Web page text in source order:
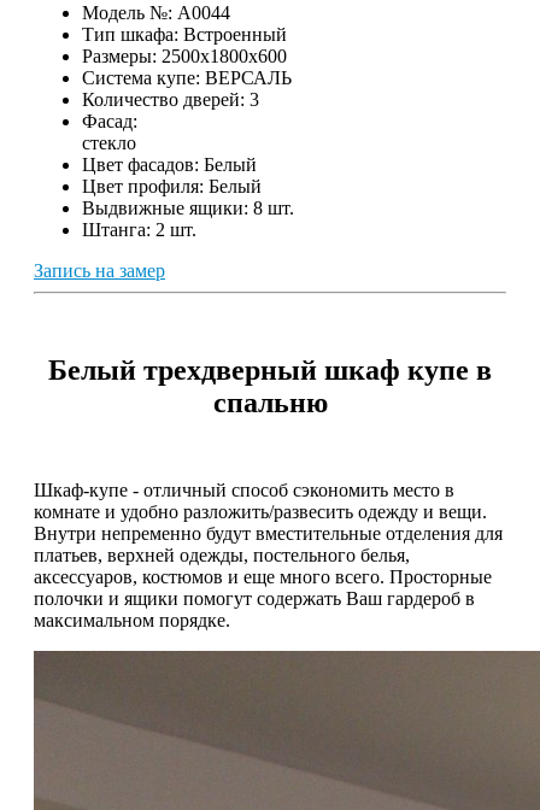
Модель №: A0044
Тип шкафа: Встроенный
Размеры: 2500х1800х600
Система купе: ВЕРСАЛЬ
Количество дверей: 3
Фасад:
стекло
Цвет фасадов: Белый
Цвет профиля: Белый
Выдвижные ящики: 8 шт.
Штанга: 2 шт.
Запись на замер
Белый трехдверный шкаф купе в
спальню
Шкаф-купе - отличный способ сэкономить место в
комнате и удобно разложить/развесить одежду и вещи.
Внутри непременно будут вместительные отделения для
платьев, верхней одежды, постельного белья,
аксессуаров, костюмов и еще много всего. Просторные
полочки и ящики помогут содержать Ваш гардероб в
максимальном порядке.